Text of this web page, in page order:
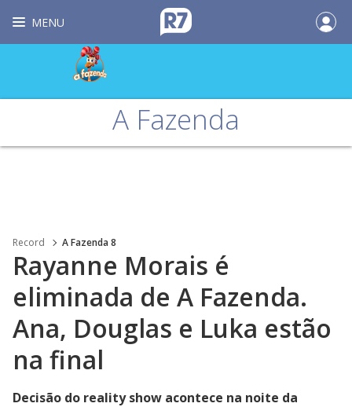
MENU
A Fazenda
Record A Fazenda 8
Rayanne Morais é
eliminada de A Fazenda.
Ana, Douglas e Luka estão
na final
Decisão do reality show acontece na noite da